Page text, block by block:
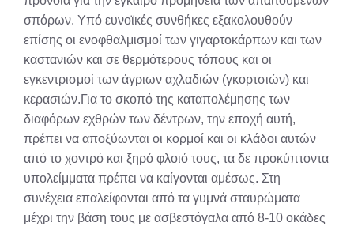
σπόρων. Υπό ευνοϊκές συνθήκες εξακολουθούν
επίσης οι ενοφθαλμισμοί των γιγαρτοκάρπων και των
καστανιών και σε θερμότερους τόπους και οι
εγκεντρισμοί των άγριων αχλαδιών (γκορτσιών) και
κερασιών.Για το σκοπό της καταπολέμησης των
διαφόρων εχθρών των δέντρων, την εποχή αυτή,
πρέπει να αποξύωνται οι κορμοί και οι κλάδοι αυτών
από το χοντρό και ξηρό φλοιό τους, τα δε προκύπτοντα
υπολείμματα πρέπει να καίγονται αμέσως. Στη
συνέχεια επαλείφονται από τα γυμνά σταυρώματα
μέχρι την βάση τους με ασβεστόγαλα από 8-10 οκάδες